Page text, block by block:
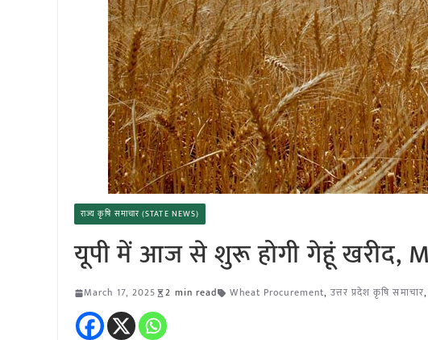
राज्य कृषि समाचार (STATE NEWS)
यूपी में आज से शुरू होगी गेहूं खरीद,
March 17, 2025 2 min read Wheat Procurement,उत्तर प्रदेश कृषि समाचार